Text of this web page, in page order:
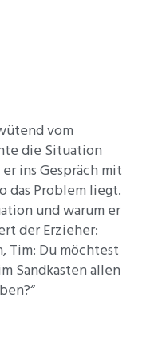
vom
die Situation
ins Gespräch mit
das Problem liegt.
und warum er
der Erzieher:
Tim: Du möchtest
Sandkasten allen